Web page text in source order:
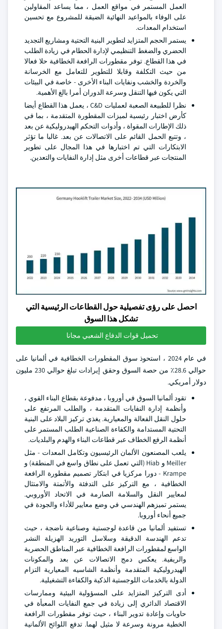
العمل المستمر في مواقع العمل ، مما يساعد المقاولين
على الوفاء بالمواعيد النهائية الضيقة للمشروع مع تحسين
استخدام المعدات.
يستمر الحجم المتزايد لتطوير البنية التحتية ومشاريع التجديد
الحضري والضغط التنظيمي لإدارة الحطام في زيادة الطلب
في هذا القطاع. توفر مقطورات الرافعة الخطافية حلا فعالا
من حيث التكلفة وقابلا للتطوير للتعامل مع الخرسانة
والخردة والخشب ونفايات البناء الأخرى - خاصة في البيئات
التي يكون فيها التنقل وسرعة الدوران أمرا بالغ الأهمية.
نظرا للطبيعة الصعبة لعمليات C&D ، يعمل هذا القطاع أيضا
كأرض اختبار رئيسية لميزات المقطورة المتقدمة ، بما في
ذلك الإطارات المقواة ، وأدوات التحكم الهيدروليكية عن بعد
، وتتبع الحمل القائم على الاتصالات عن بعد. غالبا ما تؤثر
الابتكارات التي تم اختبارها في هذا المجال على تطوير
المنتجات عبر قطاعات أخرى مثل إدارة النفايات والتعدين.
احصل على رؤى تفصيلية حول القطاعات الرئيسية التي
تشكل هذا السوق
تحميل قوات الدفاع الشعبي مجانا
في عام 2024 ، استحوذ سوق المقطورات الخطافية في ألمانيا على
حوالي 28.6٪ من حصة السوق وحقق إيرادات تبلغ حوالي 230 مليون
دولار أمريكي.
تقود ألمانيا السوق في أوروبا ، مدفوعة بقطاع البناء القوي ،
وأنظمة إدارة النفايات المتقدمة ، والطلب المرتفع على
حلول النقل الفعالة والمعيارية. يغذي تركيز البلاد على البنية
التحتية المستدامة والكفاءة الصناعية الطلب المستمر على
أنظمة الرفع الخطاف عبر قطاعات البناء والهدم والبلديات.
يلعب المصنعون الألمان الرئيسيون وتكامل المعدات - مثل
Meiller و Hiab (التي تعمل على نطاق واسع في المنطقة) و
Krampe - دورا مركزيا في ابتكار تصميم مقطورة الرافعة
الخطافية ، مع التركيز على التدفئة والأتمتة والامتثال
لمعايير النقل والسلامة الصارمة في الاتحاد الأوروبي.
يستمر تميزهم الهندسي في وضع معايير للأداء والجودة في
جميع أنحاء أوروبا.
تستفيد ألمانيا من قاعدة لوجستية وصناعية ناضجة ، حيث
تدعم الهندسة الدقيقة وسلاسل التوريد الهزيلة النشر
الواسع لمقطورات الرافعة الخطافية عبر المناطق الحضرية
والريفية. يعكس دمج الاتصالات عن بعد والمكونات
الهيدروليكية المتقدمة وأنظمة الشاسيه المعيارية التزام
الدولة بالخدمات اللوجستية الذكية والكفاءة التشغيلية.
أدى التركيز المتزايد على المسؤولية البيئية وممارسات
الاقتصاد الدائري إلى زيادة في جمع النفايات المعبأة في
حاويات وإعادة تدوير البناء ، حيث توفر مقطورات الرافعة
الخطية مرونة وسرعة لا مثيل لهما. تدفع اللوائح الألمانية